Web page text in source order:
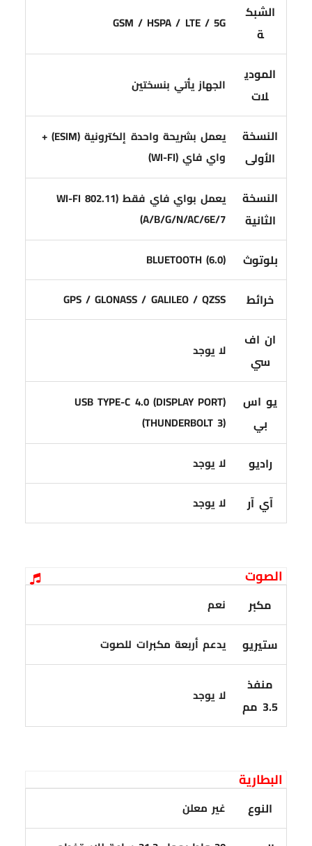
الشبك
ة
GSM / HSPA / LTE / 5G
المودي
لات
الجهاز يأتي بنسختين
النسخة
الأولى
يعمل بشريحة واحدة إلكترونية (ESIM) +
واي فاي (WI-FI)
النسخة
الثانية
يعمل بواي فاي فقط (WI-FI 802.11
A/B/G/N/AC/6E/7)
بلوتوث BLUETOOTH (6.0)
خرائط GPS / GLONASS / GALILEO / QZSS
ان اف
سي
لا يوجد
يو اس
بي
USB TYPE-C 4.0 (DISPLAY PORT)
(THUNDERBOLT 3)
راديو لا يوجد
آي آر لا يوجد
الصوت
مكبر نعم
ستيريو يدعم أربعة مكبرات للصوت
منفذ
3.5 مم
لا يوجد
البطارية
النوع غير معلن